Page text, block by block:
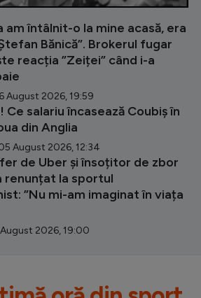
am întâlnit-o la mine acasă, era
Bănică”. Brokerul fugar
reacția ”Zeiței” când i-a
August 2026, 19:59
Ce salariu încasează Coubiș în
din Anglia
August 2026, 12:34
de Uber și însoțitor de zbor
renunțat la sportul
”Nu mi-am imaginat în viața
2026, 19:00